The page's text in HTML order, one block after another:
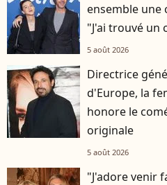
ensemble une
"J'ai trouvé un
5 août 2026
Directrice
d'Europe, la
honore le
originale
5 août 2026
"J'adore venir